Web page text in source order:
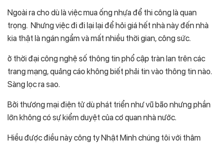
Ngoài ra cho dù là việc mua ống nhựa để thi công là quan
trọng. Nhưng việc đi đi lại lại để hỏi giá hết nhà này đến nhà
kia thật là ngán ngẩm và mất nhiều thời gian, công sức.
ở thời đại công nghệ số thông tin phổ cập tràn lan trên các
trang mạng, quảng cáo không biết phải tin vào thông tin nào.
Sàng lọc ra sao.
Bởi thương mại điện tử dù phát triển như vũ bão nhưng phần
lớn không có sự kiểm duyệt của cơ quan nhà nước.
Hiều được điều này công ty Nhật Minh chúng tôi với thâm